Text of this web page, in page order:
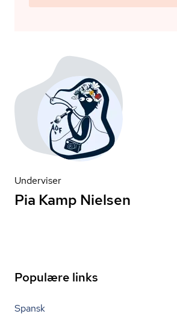
Underviser
Pia Kamp Nielsen
Populære links
Spansk